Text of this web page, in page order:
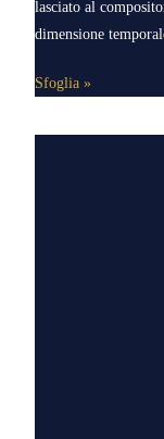
lasciato al
dimensione
Sfoglia »